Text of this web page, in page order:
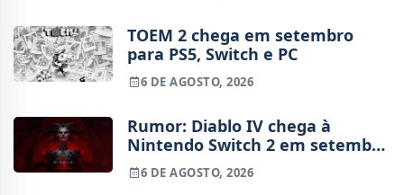
TOEM 2 chega em setembro
para PS5, Switch e PC
6 DE AGOSTO, 2026
Rumor: Diablo IV chega à
Nintendo Switch 2 em setembro
e vai custar o preço de um jogo
novo
6 DE AGOSTO, 2026